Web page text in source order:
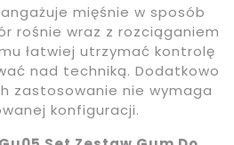
mięśnie w sposób
rośnie wraz z rozciąganiem
łatwiej utrzymać kontrolę
nad techniką. Dodatkowo
zastosowanie nie wymaga
konfiguracji.